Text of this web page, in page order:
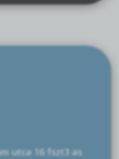
utca 16 fszt3 as